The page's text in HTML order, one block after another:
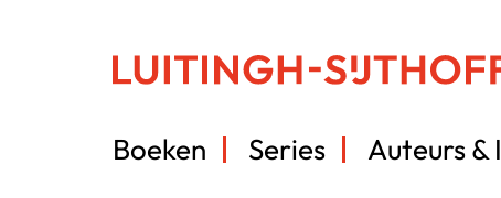
Boeken Series Auteurs